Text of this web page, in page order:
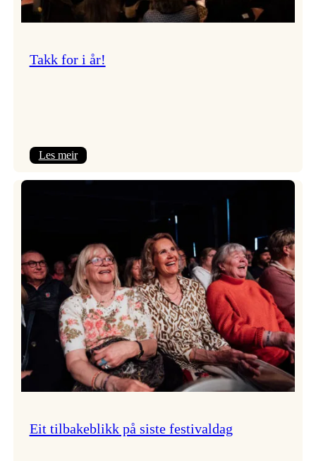
Takk for i år!
Les meir:
Eit tilbakeblikk på siste festivaldag